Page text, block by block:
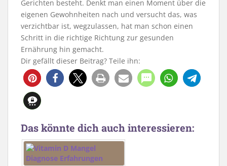
Gerichten besteht. Denkt man einen Moment über die
eigenen Gewohnheiten nach und versucht das, was
verzichtbar ist, wegzulassen, hat man schon einen
Schritt in die richtige Richtung zur gesunden
Ernährung hin gemacht.
Dir gefällt dieser Beitrag? Teile ihn:
Das könnte dich auch interessieren: